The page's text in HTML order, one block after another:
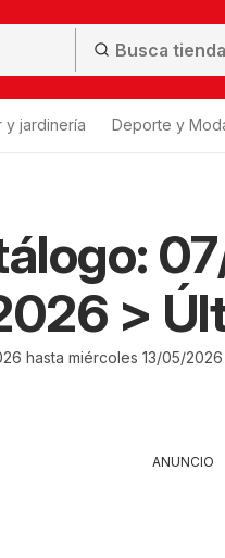
y jardinería Deporte y
>
hasta miércoles 13/05/2026
ANUNCIO